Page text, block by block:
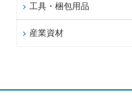
工具・梱包用品
産業資材